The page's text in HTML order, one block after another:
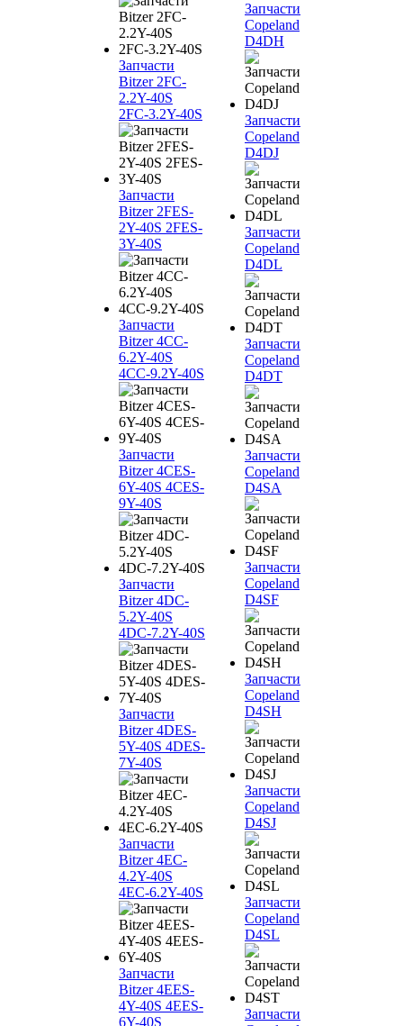
Запчасти
Bitzer 2FC-
2.2Y-40S
2FC-3.2Y-40S
Запчасти
Bitzer 2FES-
2Y-40S 2FES-
3Y-40S
Запчасти
Bitzer 4CC-
6.2Y-40S
4CC-9.2Y-40S
Запчасти
Bitzer 4CES-
6Y-40S 4CES-
9Y-40S
Запчасти
Bitzer 4DC-
5.2Y-40S
4DC-7.2Y-40S
Запчасти
Bitzer 4DES-
5Y-40S 4DES-
7Y-40S
Запчасти
Bitzer 4EC-
4.2Y-40S
4EC-6.2Y-40S
Запчасти
Bitzer 4EES-
4Y-40S 4EES-
6Y-40S
Запчасти
Copeland
D4DH
Запчасти
Copeland
D4DJ
Запчасти
Copeland
D4DL
Запчасти
Copeland
D4DT
Запчасти
Copeland
D4SA
Запчасти
Copeland
D4SF
Запчасти
Copeland
D4SH
Запчасти
Copeland
D4SJ
Запчасти
Copeland
D4SL
Запчасти